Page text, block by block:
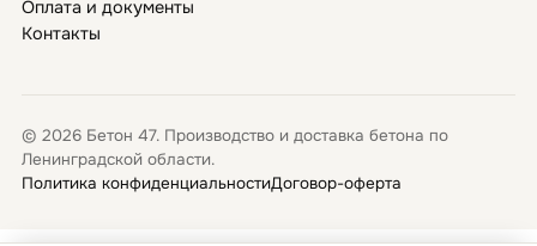
Оплата и документы
Контакты
© 2026 Бетон 47. Производство и доставка бетона по
Ленинградской области.
Политика конфиденциальностиДоговор-оферта